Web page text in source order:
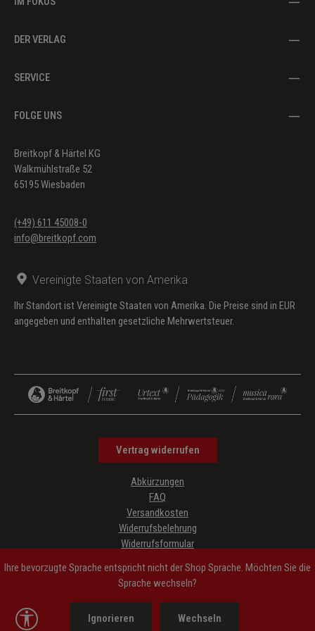
DER VERLAG
SERVICE
FOLGE UNS
Breitkopf & Härtel KG
Walkmühlstraße 52
65195 Wiesbaden
(+49) 611 45008-0
info@breitkopf.com
Vereinigte Staaten von Amerika
Ihr Standort ist Vereinigte Staaten von Amerika. Die Preise sind in EUR
angegeben und enthalten gesetzliche Mehrwertsteuer.
Vertrag widerrufen
Abkürzungen
FAQ
Versandkosten
Widerrufsbelehrung
Widerrufsformular
AGB
Impressum
Hinweise zur Barrierefreiheit
Cookie-Einstellungen
Ihre bevorzugte Sprache entspricht nicht der Shop Sprache. Möchten Sie die
Sprache wechseln?
Ignorieren Wechseln
Werkzeugleiste anzeigen